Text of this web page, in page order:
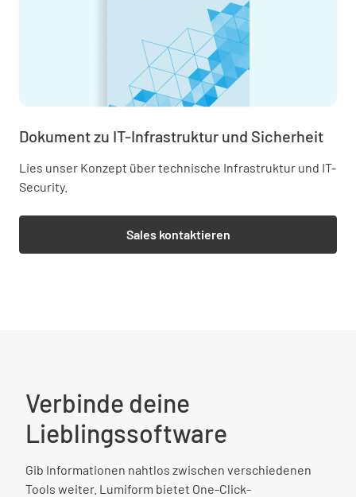
Dokument zu IT-Infrastruktur und Sicherheit
Lies unser Konzept über technische Infrastruktur und IT-
Security.
Sales kontaktieren
Verbinde deine
Lieblingssoftware
Gib Informationen nahtlos zwischen verschiedenen
Tools weiter. Lumiform bietet One-Click-